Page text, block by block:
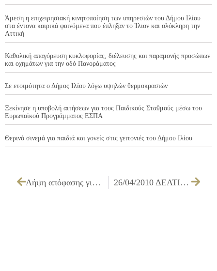
Άμεση η επιχειρησιακή κινητοποίηση των υπηρεσιών του Δήμου Ιλίου
στα έντονα καιρικά φαινόμενα που έπληξαν το Ίλιον και ολόκληρη την
Αττική
Καθολική απαγόρευση κυκλοφορίας, διέλευσης και παραμονής προσώπων
και οχημάτων για την οδό Πανοράματος
Σε ετοιμότητα ο Δήμος Ιλίου λόγω υψηλών θερμοκρασιών
Ξεκίνησε η υποβολή αιτήσεων για τους Παιδικούς Σταθμούς μέσω του
Ευρωπαϊκού Προγράμματος ΕΣΠΑ
Θερινό σινεμά για παιδιά και γονείς στις γειτονιές του Δήμου Ιλίου
Λήψη απόφασης για την εξέταση ένστασης και έγκριση του πρακτικού δημοπρασίας του έργου ΓΕΝΙΚΗ ΣΥΝΤΗΡΗΣΗ ΣΧΟΛΙΚΩΝ ΚΤΙΡΙΩΝ ΤΟΥ ΔΗΜΟΥ εργ. Δ2/10 26/04/2010 ΔΕΛΤΙΟ ΤΥΠΟΥ ΓΙΑ ΤΗΝ ΣΥΜΜΕΤΟΧΗ ΤΟΥ ΔΗΜΑΡΧΟΥ ΙΛΙΟΥ ΣΕ ΕΠΙΣΤΗΜΟΝΙΚΗ ΗΜΕΡΙΔΑ ΣΤΗΝ ΑΡΚΑΔΙΑ